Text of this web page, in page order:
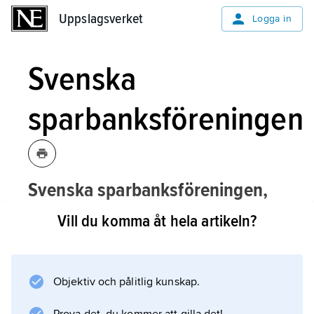
Uppslagsverket Logga in
Svenska
sparbanksföreningen
Svenska sparbanksföreningen,
tidigare sparbankernas
branschorganisation, bildad 1900.
Sparbanken Sverige AB
Vill du komma åt hela artikeln?
Objektiv och pålitlig kunskap.